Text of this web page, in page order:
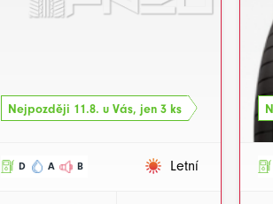
Nejpozději 11.8. u Vás, jen 3 ks
D A B Letní